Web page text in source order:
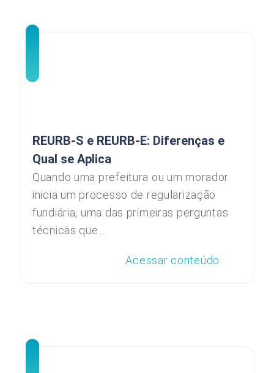
REURB-S e REURB-E: Diferenças e
Qual se Aplica
Quando uma prefeitura ou um morador
inicia um processo de regularização
fundiária, uma das primeiras perguntas
técnicas que...
Acessar conteúdo